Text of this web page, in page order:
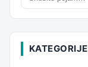
KATEGORIJE